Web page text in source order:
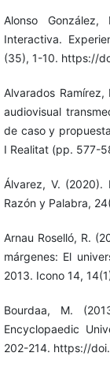
Alonso
Interactiva.
(35), 1-10. https://
Alvarados Ramírez,
audiovisual
de caso y
I Realitat (pp. 577-
Álvarez, V. (2020).
Razón y Palabra,
Arnau Roselló, R.
márgenes: El
2013. Icono 14,
Bourdaa, M.
Encyclopaedic
202-214. https://